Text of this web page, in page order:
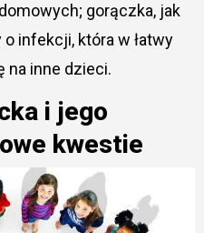
gorączka, jak
infekcji, która w łatwy
na inne dzieci.
i jego
kwestie